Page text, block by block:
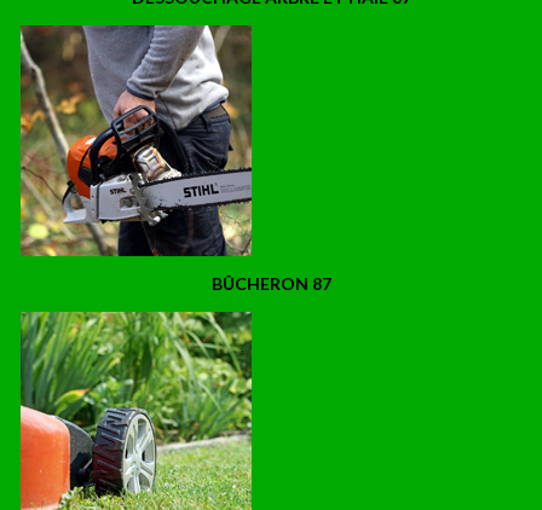
BÛCHERON 87